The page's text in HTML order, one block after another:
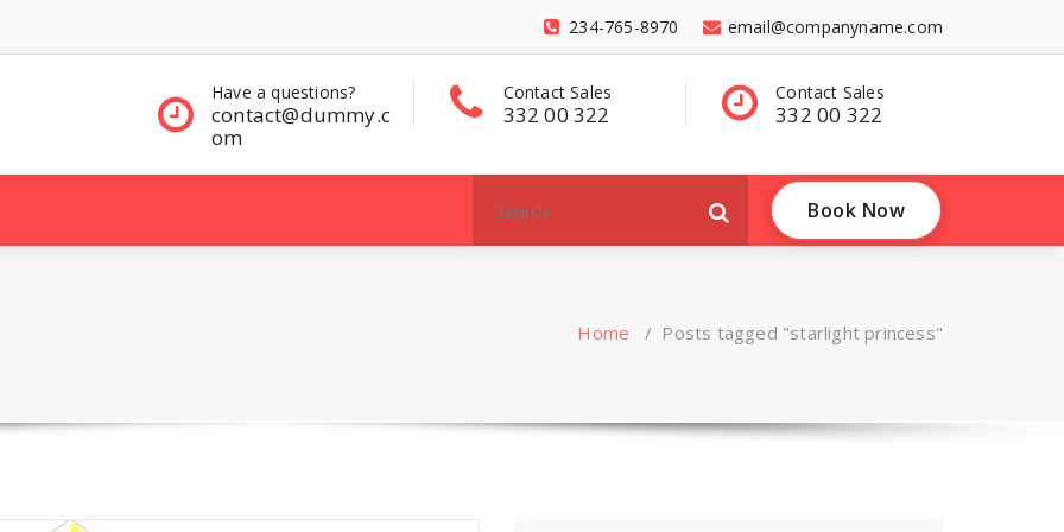
email@companyname.com
234-765-8970
Contact Sales
332 00 322
Contact Sales
332 00 322
Have a questions?
contact@dummy
for:
Book Now
Home / Posts tagged "starlight princess"